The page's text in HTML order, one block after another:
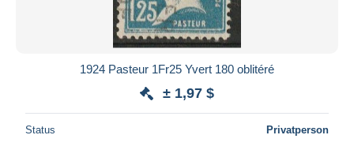
1924 Pasteur 1Fr25 Yvert 180 oblitéré
± 1,97 $
Status Privatperson